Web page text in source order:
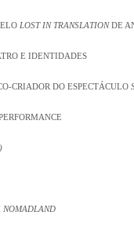
LOST IN TRANSLATIONDE
E IDENTIDADES
CRIADOR DO ESPECTÁCULO
NOMADLAND